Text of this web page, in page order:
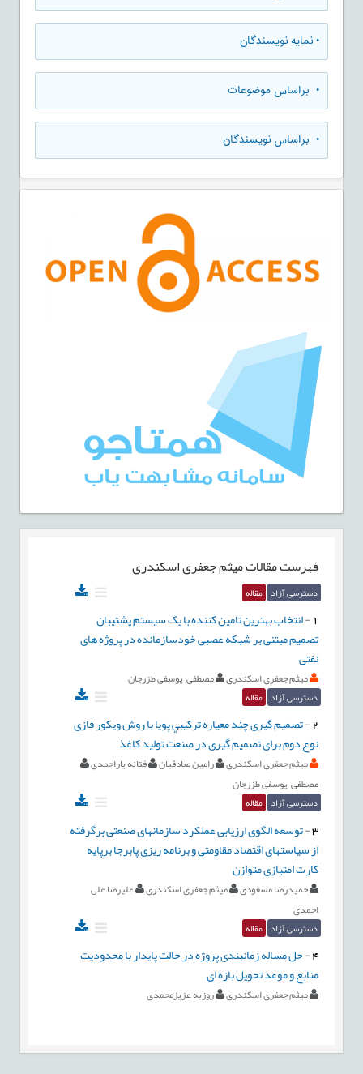
•نمایه نویسندگان
• براساس موضوعات
• براساس نویسندگان
فهرست مقالاتمیثم جعفری اسکندری
دسترسی آزاد مقاله
-انتخاب بهترین تامین کننده با یک سیستم پشتیبان
تصمیم مبتنی بر شبکه عصبی خودسازمانده در پروژه های
نفتی
میثم جعفری اسکندری مصطفی یوسفی طزرجان
دسترسی آزاد مقاله
2
-تصميم گیری چند معیاره تركيبي پویا با روش ویكور فازی
نوع دوم برای تصمیم گیری در صنعت تولید كاغذ
میثم جعفری اسکندری رامین صادقیان
فتانه یاراحمدی
مصطفی یوسفی طزرجان
دسترسی آزاد مقاله
3
-توسعه الگوی ارزیابی عملکرد سازمانهای صنعتی برگرفته
از سیاستهای اقتصاد مقاومتی و برنامه ریزی پابرجا برپایه
کارت امتیازی متوازن
حمیدرضا مسعودی میثم جعفری اسکندری
علیرضا علی
احمدی
دسترسی آزاد مقاله
4
-حل مساله زمانبندی پروژه در حالت پایدار با محدودیت
منابع و موعد تحویل بازه ای
میثم جعفری اسکندری روزبه عزیزمحمدی